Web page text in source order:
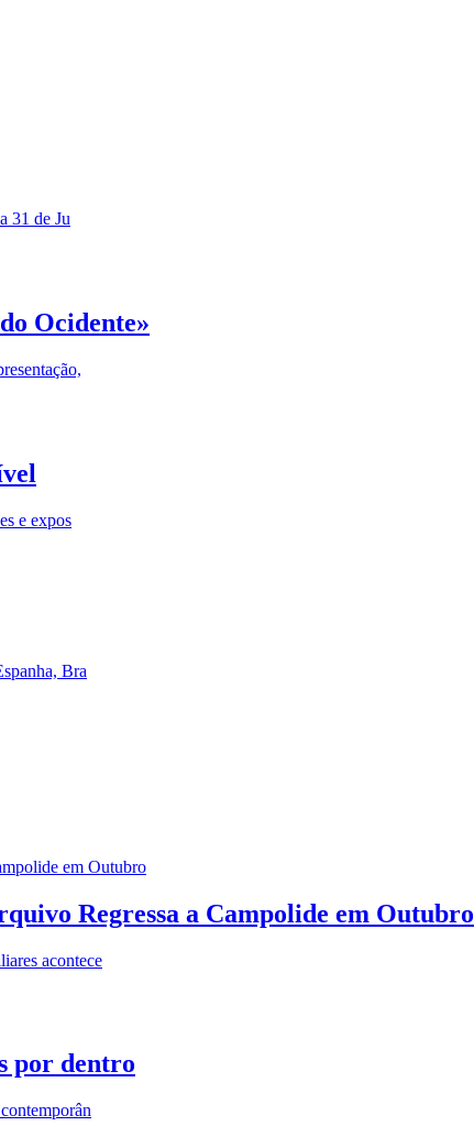
31 de Ju
Ocidente»
e expos
Bra
Regressa a Campolide em Outubro
acontece
por dentro